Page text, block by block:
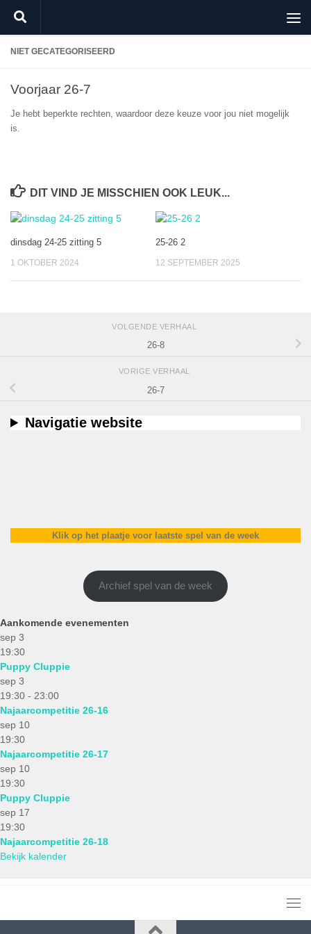
Doorgaan naar inhoud
NIET GECATEGORISEERD
Voorjaar 26-7
Je hebt beperkte rechten, waardoor deze keuze voor jou niet mogelijk
is.
DIT VIND JE MISSCHIEN OOK LEUK...
dinsdag 24-25 zitting 5
1 OKTOBER 2024
25-26 2
12 SEPTEMBER 2025
VOLGENDE VERHAAL
26-8
VORIGE VERHAAL
26-7
Navigatie website
Klik op het plaatje voor laatste spel van de week
Archief spel van de week
Aankomende evenementen
sep 3
19:30
Puppy Cluppie
sep 3
19:30 - 23:00
Najaarcompetitie 26-16
sep 10
19:30
Najaarcompetitie 26-17
sep 10
19:30
Puppy Cluppie
sep 17
19:30
Najaarcompetitie 26-18
Bekijk kalender